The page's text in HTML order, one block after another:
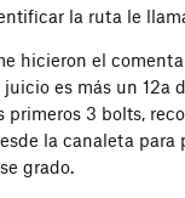
la ruta le
hicieron el
juicio es más un
primeros 3 bolts,
la canaleta para
grado.